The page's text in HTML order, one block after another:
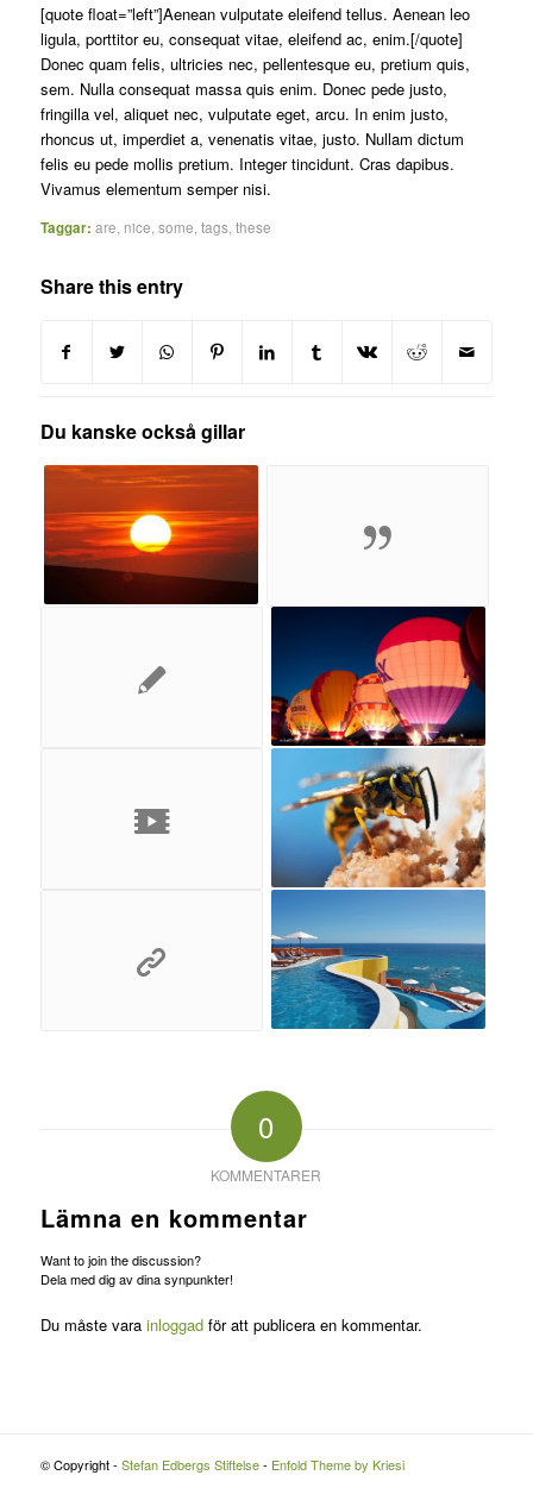
[quote float=”left”]Aenean vulputate eleifend tellus. Aenean leo
ligula, porttitor eu, consequat vitae, eleifend ac, enim.[/quote]
Donec quam felis, ultricies nec, pellentesque eu, pretium quis,
sem. Nulla consequat massa quis enim. Donec pede justo,
fringilla vel, aliquet nec, vulputate eget, arcu. In enim justo,
rhoncus ut, imperdiet a, venenatis vitae, justo. Nullam dictum
felis eu pede mollis pretium. Integer tincidunt. Cras dapibus.
Vivamus elementum semper nisi.
Taggar: are nice some tags, these
Share this entry
Du kanske också gillar
0
KOMMENTARER
Lämna en kommentar
Want to join the discussion?
Dela med dig av dina synpunkter!
Du måste vara inloggadför att publicera en kommentar.
© Copyright - Stefan Edbergs Stiftelse- Enfold Theme by Kriesi